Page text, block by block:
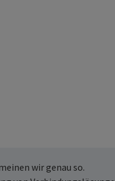
wir genau so.